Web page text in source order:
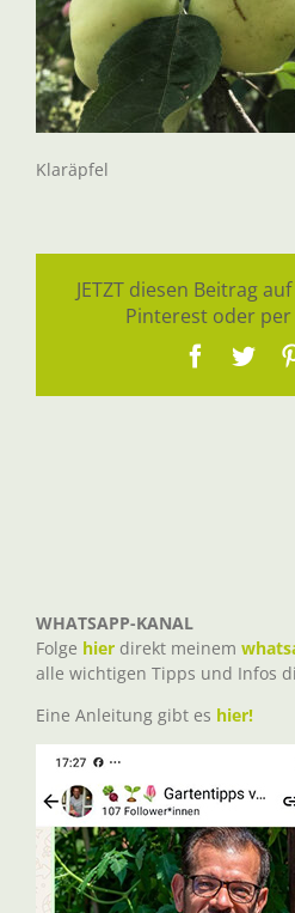
Klaräpfel
JETZT diesen Beitrag
Pinterest oder per
WHATSAPP-KANAL
Folge hier direkt meinem
alle wichtigen Tipps und Infos
Eine Anleitung gibt es hier!